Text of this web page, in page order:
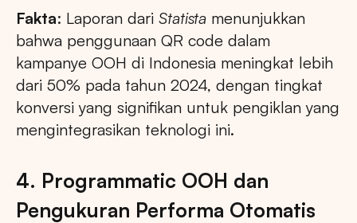
Fakta: Laporan dari Statista menunjukkan
bahwa penggunaan QR code dalam
kampanye OOH di Indonesia meningkat lebih
dari 50% pada tahun 2024, dengan tingkat
konversi yang signifikan untuk pengiklan yang
mengintegrasikan teknologi ini.
4. Programmatic OOH dan
Pengukuran Performa Otomatis